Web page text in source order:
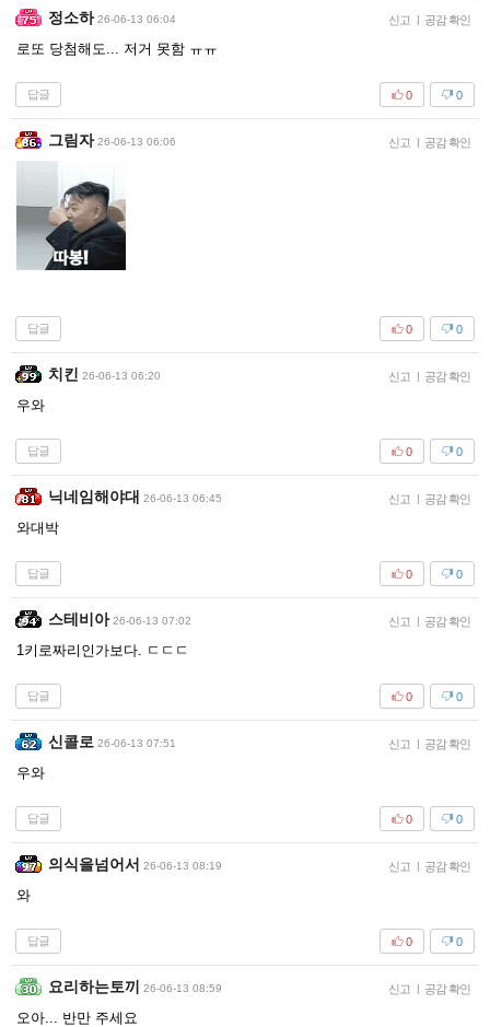
정소하 26-06-13 06:04 신고 | 공감 확인
로또 당첨해도... 저거 못함 ㅠㅠ
답글 0
0
그림자 26-06-13 06:06 신고 | 공감 확인
답글 0
0
치킨 26-06-13 06:20 신고 | 공감 확인
우와
답글 0
0
닉네임해야대 26-06-13 06:45 신고 | 공감 확인
와대박
답글 0
0
스테비아 26-06-13 07:02 신고 | 공감 확인
1키로짜리인가보다. ㄷㄷㄷ
답글 0
0
신콜로 26-06-13 07:51 신고 | 공감 확인
우와
답글 0
0
의식을넘어서 26-06-13 08:19 신고 | 공감 확인
와
답글 0
0
요리하는토끼 26-06-13 08:59 신고 | 공감 확인
오아... 반만 주세요